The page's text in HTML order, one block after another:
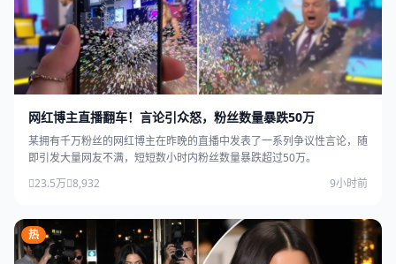
网红博主直播翻车！言论引众怒，粉丝数量暴跌50万
某拥有千万粉丝的网红博主在昨晚的直播中发表了一系列争议性言论，随
即引发大量网友不满，短短数小时内粉丝数量暴跌超过50万。
23.5万 8,932 9小时前
热